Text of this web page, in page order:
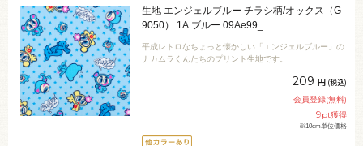
生地 エンジェルブルー チラシ柄/オックス（G-
9050） 1A.ブルー 09Ae99_
平成レトロなちょっと懐かしい「エンジェルブルー」の
ナカムラくんたちのプリント生地です。
209 円 (税込)
会員登録(無料)
9pt獲得
※10cm単位価格